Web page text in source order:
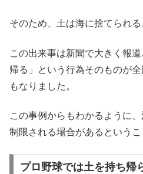
そのため、土は海に捨てられる
この出来事は新聞で大きく報
帰る」という行為そのものが
もなりました。
この事例からもわかるように
制限される場合があるというこ
プロ野球では土を持ち帰